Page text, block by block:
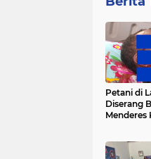
Petani di
Diserang
Menderes